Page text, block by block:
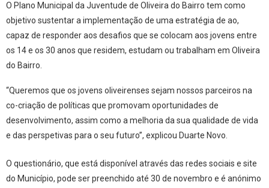
O Plano Municipal da Juventude de Oliveira do Bairro tem como
objetivo sustentar a implementação de uma estratégia de ao,
capaz de responder aos desafios que se colocam aos jovens entre
os 14 e os 30 anos que residem, estudam ou trabalham em Oliveira
do Bairro.
“Queremos que os jovens oliveirenses sejam nossos parceiros na
co-criação de políticas que promovam oportunidades de
desenvolvimento, assim como a melhoria da sua qualidade de vida
e das perspetivas para o seu futuro”, explicou Duarte Novo.
O questionário, que está disponível através das redes sociais e site
do Município, pode ser preenchido até 30 de novembro e é anónimo